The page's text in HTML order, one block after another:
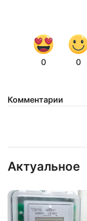
0 0
Комментарии
Актуальное
Нажимая на